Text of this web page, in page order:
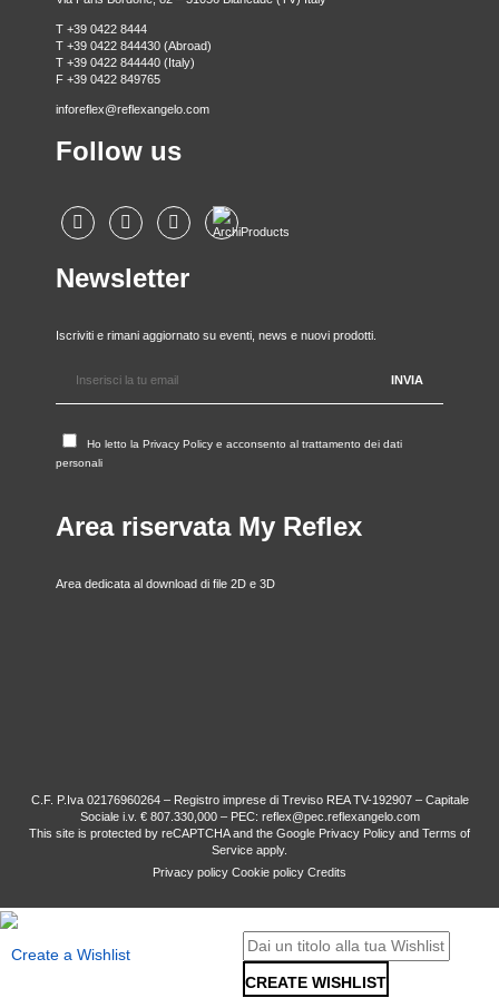
T +39 0422 8444
T +39 0422 844430 (Abroad)
T +39 0422 844440 (Italy)
F +39 0422 849765
inforeflex@reflexangelo.com
Follow us
Newsletter
Iscriviti e rimani aggiornato su eventi, news e nuovi prodotti.
Ho letto la Privacy Policy e acconsento al trattamento dei dati
personali
Area riservata My Reflex
Area dedicata al download di file 2D e 3D
C.F. P.Iva 02176960264 – Registro imprese di Treviso REA TV-192907 – Capitale
Sociale i.v. € 807.330,000 – PEC: reflex@pec.reflexangelo.com
This site is protected by reCAPTCHA and the Google Privacy Policy and Terms of
Service apply.
Privacy policy Cookie policy Credits
Create a Wishlist
CREATE WISHLIST